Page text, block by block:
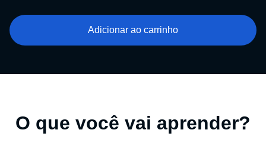
Adicionar ao carrinho
O que você vai aprender?